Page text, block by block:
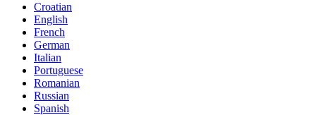
Croatian
English
French
German
Italian
Portuguese
Romanian
Russian
Spanish